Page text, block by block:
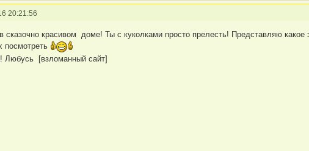
20:21:56
сказочно красивом доме! Ты с куколками просто прелесть! Представляю
посмотреть
Любусь [взломанный сайт]